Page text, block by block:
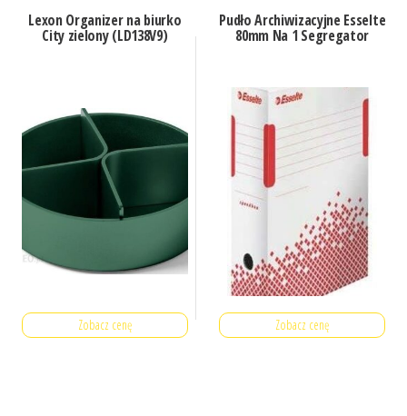
Lexon Organizer na biurko
City zielony (LD138V9)
Zobacz cenę
Pudło Archiwizacyjne Esselte
80mm Na 1 Segregator
Zobacz cenę